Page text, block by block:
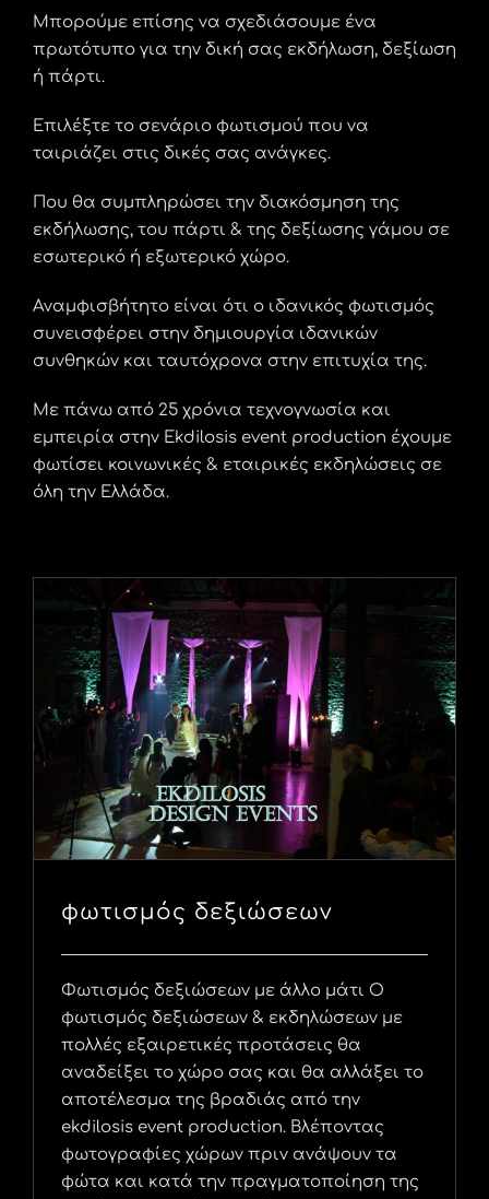
Μπορούμε επίσης να σχεδιάσουμε ένα
πρωτότυπο για την δική σας εκδήλωση, δεξίωση
ή πάρτι.
Επιλέξτε το σενάριο φωτισμού που να
ταιριάζει στις δικές σας ανάγκες.
Που θα συμπληρώσει την διακόσμηση της
εκδήλωσης, του πάρτι & της δεξίωσης γάμου σε
εσωτερικό ή εξωτερικό χώρο.
Αναμφισβήτητο είναι ότι ο ιδανικός φωτισμός
συνεισφέρει στην δημιουργία ιδανικών
συνθηκών και ταυτόχρονα στην επιτυχία της.
Με πάνω από 25 χρόνια τεχνογνωσία και
εμπειρία στην Ekdilosis event production έχουμε
φωτίσει κοινωνικές & εταιρικές εκδηλώσεις σε
όλη την Ελλάδα.
φωτισμός δεξιώσεων
Φωτισμός δεξιώσεων με άλλο μάτι Ο
φωτισμός δεξιώσεων & εκδηλώσεων με
πολλές εξαιρετικές προτάσεις θα
αναδείξει το χώρο σας και θα αλλάξει το
αποτέλεσμα της βραδιάς από την
ekdilosis event production. Βλέποντας
φωτογραφίες χώρων πριν ανάψουν τα
φώτα και κατά την πραγματοποίηση της